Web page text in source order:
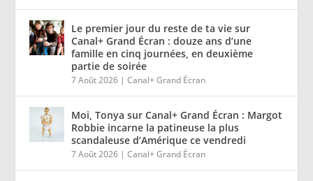
Le premier jour du reste de ta vie sur
Canal+ Grand Écran : douze ans d’une
famille en cinq journées, en deuxième
partie de soirée
7 Août 2026 |Canal+ Grand Écran
Moi, Tonya sur Canal+ Grand Écran : Margot
Robbie incarne la patineuse la plus
scandaleuse d’Amérique ce vendredi
7 Août 2026 |Canal+ Grand Écran